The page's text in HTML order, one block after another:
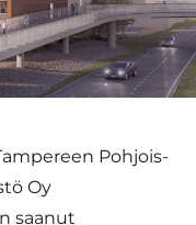
Pohjois-
Oy
saanut